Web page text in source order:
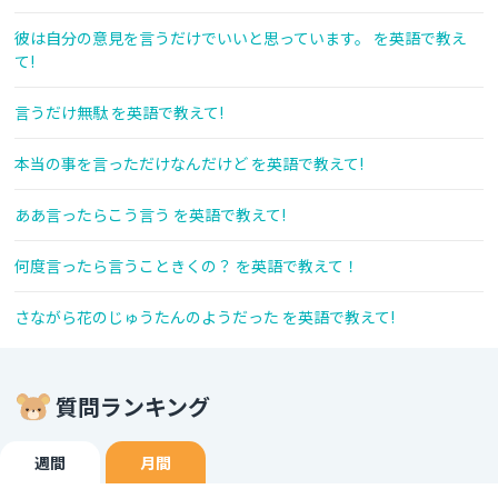
彼は自分の意見を言うだけでいいと思っています。 を英語で教え
て!
言うだけ無駄 を英語で教えて!
本当の事を言っただけなんだけど を英語で教えて!
ああ言ったらこう言う を英語で教えて!
何度言ったら言うこときくの？ を英語で教えて！
さながら花のじゅうたんのようだった を英語で教えて!
質問ランキング
週間 月間